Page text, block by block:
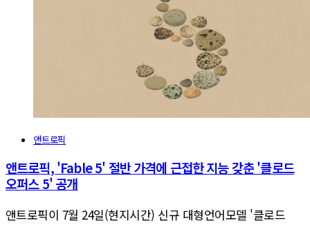
앤트로픽
앤트로픽, 'Fable 5' 절반 가격에 근접한 지능 갖춘 '클로드
오퍼스 5' 공개
앤트로픽이 7월 24일(현지시간) 신규 대형언어모델 '클로드